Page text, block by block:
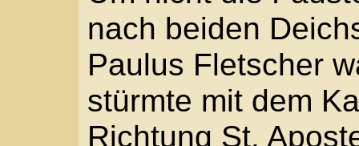
klopfte sich den
den schwarzen
Arnold stieß ein
Feigling. Er grinste